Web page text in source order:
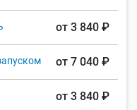
от 3 840 ₽
от 7 040 ₽
от 3 840 ₽